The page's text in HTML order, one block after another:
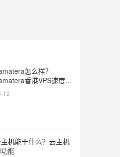
怎么样？
香港VPS速度和
评测
12
机能干什么？云主机
能